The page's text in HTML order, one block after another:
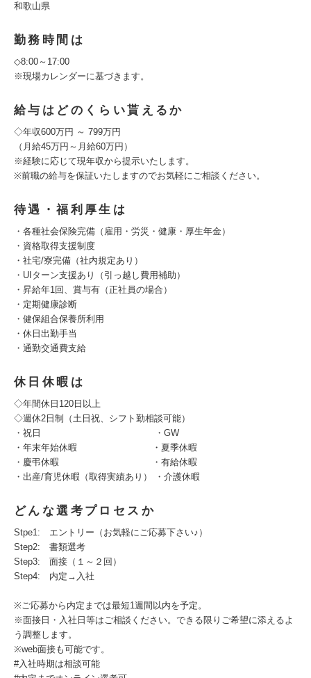
和歌山県
勤務時間は
◇8:00～17:00
※現場カレンダーに基づきます。
給与はどのくらい貰えるか
◇年収600万円 ～ 799万円
（月給45万円～月給60万円）
※経験に応じて現年収から提示いたします。
※前職の給与を保証いたしますのでお気軽にご相談ください。
待遇・福利厚生は
・各種社会保険完備（雇用・労災・健康・厚生年金）
・資格取得支援制度
・社宅/寮完備（社内規定あり）
・UIターン支援あり（引っ越し費用補助）
・昇給年1回、賞与有（正社員の場合）
・定期健康診断
・健保組合保養所利用
・休日出勤手当
・通勤交通費支給
休日休暇は
◇年間休日120日以上
◇週休2日制（土日祝、シフト勤相談可能）
・祝日 ・GW
・年末年始休暇 ・夏季休暇
・慶弔休暇 ・有給休暇
・出産/育児休暇（取得実績あり） ・介護休暇
どんな選考プロセスか
Stpe1: エントリー（お気軽にご応募下さい♪）
Step2: 書類選考
Step3: 面接（１～２回）
Step4: 内定→入社
※ご応募から内定までは最短1週間以内を予定。
※面接日・入社日等はご相談ください。できる限りご希望に添えるよ
う調整します。
※web面接も可能です。
#入社時期は相談可能